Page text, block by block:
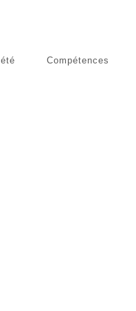
Compétences